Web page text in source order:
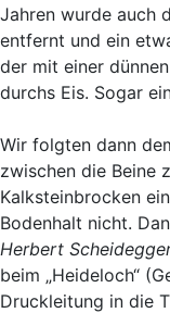
Jahren wurde auch
entfernt und ein
der mit einer
durchs Eis. Sogar
Wir folgten dann
zwischen die Beine
Kalksteinbrocken
Bodenhalt nicht.
Herbert
beim „Heideloch“
Druckleitung in die